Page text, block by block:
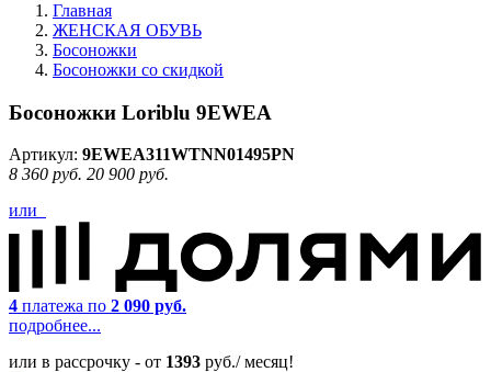
Главная
ЖЕНСКАЯ ОБУВЬ
Босоножки
Босоножки со скидкой
Босоножки Loriblu 9EWEA
Артикул: 9EWEA311WTNN01495PN
8 360 руб. 20 900 руб.
или
4 платежа по 2 090 руб.
подробнее...
или в рассрочку - от 1393 руб./ месяц!